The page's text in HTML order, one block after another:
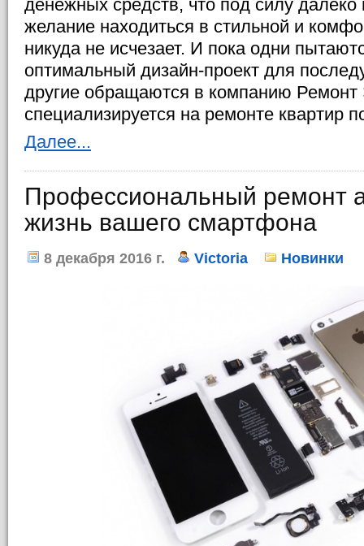
денежных средств, что под силу
желание находиться в стильной и
никуда не исчезает. И пока одни
оптимальный дизайн-проект для
другие обращаются в компанию Ремонт
специализируется на ремонте квартир
Далее...
Профессиональный ремонт
жизнь вашего смартфона
8 декабря 2016 г. Victoria Новинки